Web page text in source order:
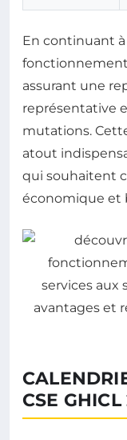
En continuant à
fonctionnement,
assurant une
représentative
mutations.
atout
qui souhaitent
économique et
CSE